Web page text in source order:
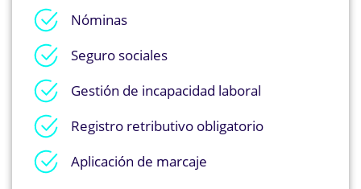
Nóminas
Seguro sociales
Gestión de incapacidad laboral
Registro retributivo obligatorio
Aplicación de marcaje